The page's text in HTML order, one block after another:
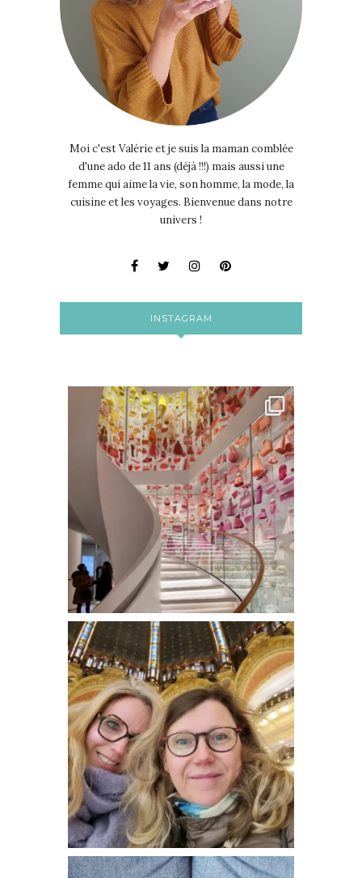
Moi c'est Valérie et je suis la maman comblée
d'une ado de 11 ans (déjà !!!) mais aussi une
femme qui aime la vie, son homme, la mode, la
cuisine et les voyages. Bienvenue dans notre
univers !
INSTAGRAM